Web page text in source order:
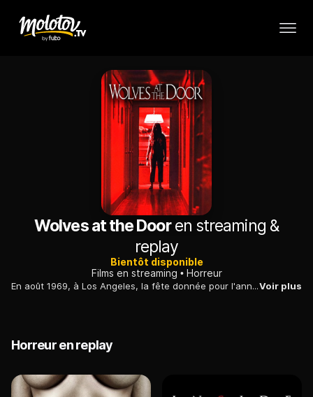
Wolves at the Dooren streaming &
replay
Bientôt disponible
Films en streaming
Horreur
En août 1969, à Los Angeles, la fête donnée pour l'anniversaire d'une jeune femme se transforme en bain de sang quand ils sont pris pour cible par des tueurs...Voir plus
Horreur en replay